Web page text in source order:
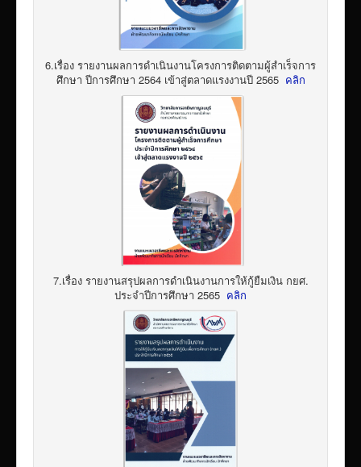
6.เรื่อง รายงานผลการดำเนินงานโครงการติดตามผู้สำเร็จการ
ศึกษา ปีการศึกษา 2564 เข้าสู่ตลาดแรงงานปี 2565 คลิก
7.เรื่อง รายงานสรุปผลการดำเนินงานการให้กู้ยืมเงิน กยศ.
ประจำปีการศึกษา 2565 คลิก